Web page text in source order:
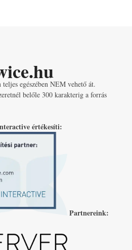
egészében NEM vehető át.
belőle 300 karakterig a forrás
értékesíti:
Partnereink: